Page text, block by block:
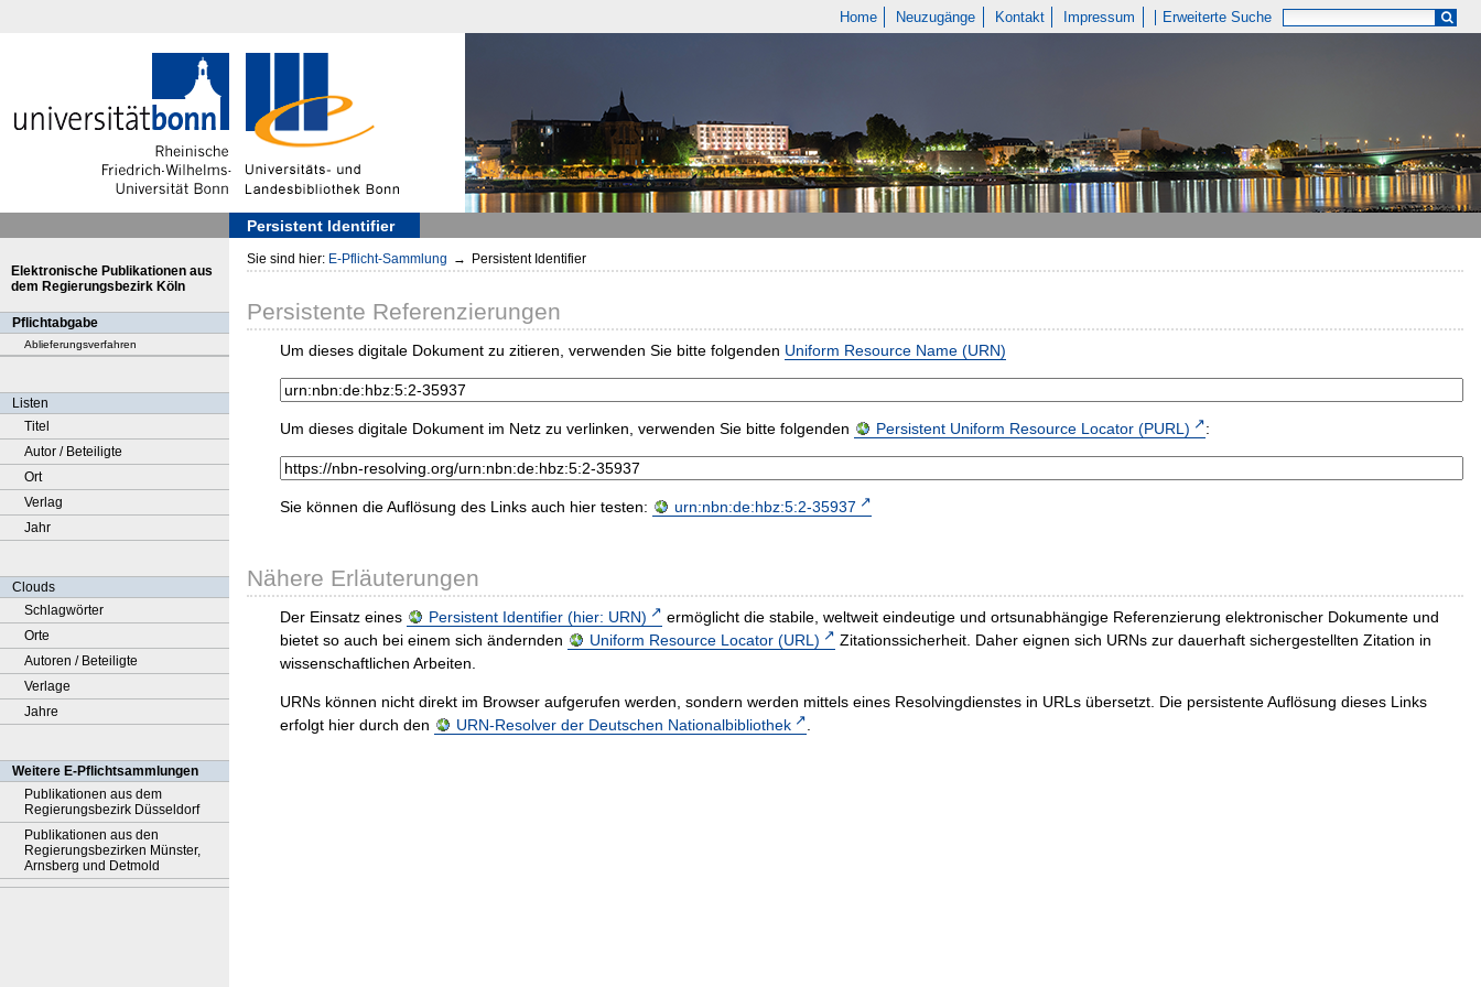
Home Neuzugänge Kontakt Impressum Erweiterte Suche
Persistent Identifier
Elektronische Publikationen aus
dem Regierungsbezirk Köln
Pflichtabgabe
Ablieferungsverfahren
Listen
Titel
Autor / Beteiligte
Ort
Verlag
Jahr
Clouds
Schlagwörter
Orte
Autoren / Beteiligte
Verlage
Jahre
Weitere E-Pflichtsammlungen
Publikationen aus dem
Regierungsbezirk Düsseldorf
Publikationen aus den
Regierungsbezirken Münster,
Arnsberg und Detmold
Sie sind hier: E-Pflicht-Sammlung → Persistent Identifier
Persistente Referenzierungen
Um dieses digitale Dokument zu zitieren, verwenden Sie bitte folgenden Uniform Resource Name (URN)
Um dieses digitale Dokument im Netz zu verlinken, verwenden Sie bitte folgenden Persistent Uniform Resource Locator (PURL) :
Sie können die Auflösung des Links auch hier testen: urn:nbn:de:hbz:5:2-35937
Nähere Erläuterungen
Der Einsatz eines Persistent Identifier (hier: URN)
ermöglicht die stabile, weltweit eindeutige und ortsunabhängige Referenzierung elektronischer Dokumente und
bietet so auch bei einem sich ändernden
Uniform Resource Locator (URL)
Zitationssicherheit. Daher eignen sich URNs zur dauerhaft sichergestellten Zitation in
wissenschaftlichen Arbeiten.
URNs können nicht direkt im Browser aufgerufen werden, sondern werden mittels eines Resolvingdienstes in URLs übersetzt. Die persistente Auflösung dieses Links
erfolgt hier durch den
URN-Resolver der Deutschen Nationalbibliothek .